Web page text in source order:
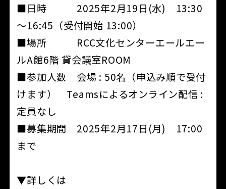
■日時 2025年2月19日(水) 13:30
～16:45（受付開始 13:00）
■場所 RCC文化センターエールエー
ルA館6階 貸会議室ROOM
■参加人数 会場 : 50名（申込み順で受付
けます） Teamsによるオンライン配信 :
定員なし
■募集期間 2025年2月17日(月) 17:00
まで
▼詳しくは